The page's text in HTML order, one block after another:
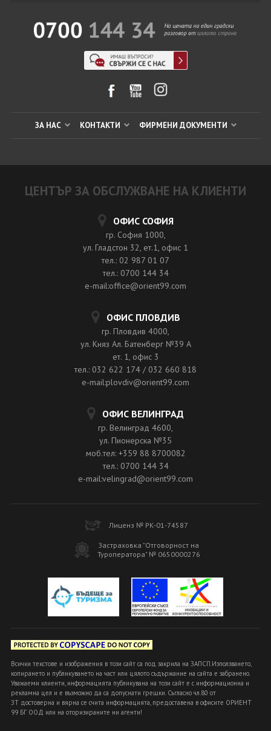
ЗА НАС КОНТАКТИ ФИРМЕНИ ДОКУМЕНТИ
ЦЕНТЪР ЗА ОБСЛУЖВАНЕ НА КЛИЕНТИ
ОФИС СОФИЯ
гр. София 1000,
ул. Гладстон 32, ет.1, офис 1
тел.: 02 987 01 07
тел.: 0700 144 34
e-mail:office@orient99.com
ОФИС ПЛОВДИВ
гр. Пловдив 4000,
ул. Княз Ал. Батенберг №39 A
ет. 1, офис 3
тел.: 032 622 174 / 032 660 818
e-mail:plovdiv@orient99.com
ОФИС ВЕЛИНГРАД
гр. Велинград 4600,
ул. Пионерска №35
моб.тел: +359 88 8700082
тел.: 0700 144 34
e-mail:velingrad@orient99.com
Лиценз № РК-01-74587
Застраховка "Отговорност на
Туроператора" № 0650000276
Всички текстове и изображения в този сайт са под закрила на ЗАПСП.Използването,
копирането и публикуването на част или цялото съдържание на сайта е забранено.
Уважаеми клиенти, информацията публикувана на този сайт е с информационна и
рекламна цел и е възможно да са допуснати грешки. Съгласно чл.80 от
ЗТ достоверна и вярна се счита информацията, предоставена в офисите ОРИЕНТ
99 БГ ООД или на оторизираните ни агенти!